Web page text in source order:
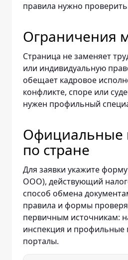
правила нужно
Ограничения
Страница не заменяет
или индивидуальную
обещает кадровое
конфликте, споре или
нужен профильный
Официальные
по стране
Для заявки укажите
ООО), действующий
способ обмена
правила и формы
первичным источникам:
инспекция и профильные
порталы.